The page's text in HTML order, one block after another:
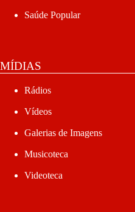
Saúde Popular
MÍDIAS
Rádios
Vídeos
Galerias de Imagens
Musicoteca
Videoteca